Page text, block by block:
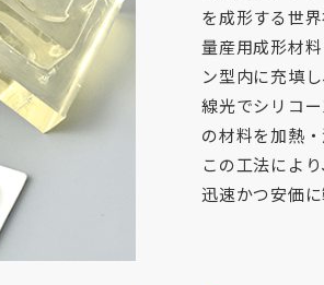
を成形する世
量産用成形材
ン型内に充填
線光でシリコ
の材料を加熱
この工法によ
迅速かつ安価